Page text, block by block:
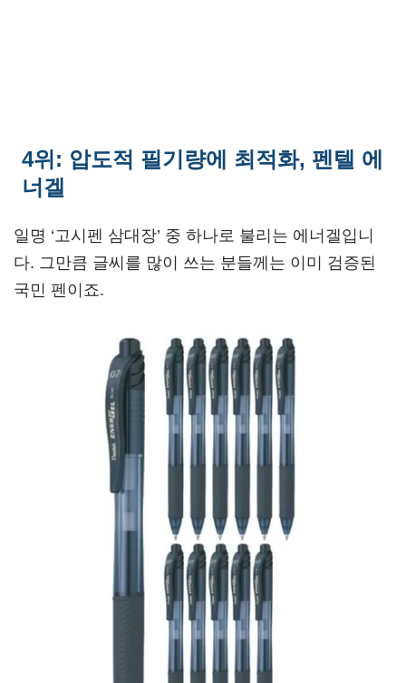
4위: 압도적 필기량에 최적화, 펜텔 에
너겔
일명 ‘고시펜 삼대장’ 중 하나로 불리는 에너겔입니
다. 그만큼 글씨를 많이 쓰는 분들께는 이미 검증된
국민 펜이죠.